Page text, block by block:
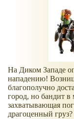
На Диком Западе
нападению!
благополучно
город, но бандит в
захватывающая
драгоценный груз?